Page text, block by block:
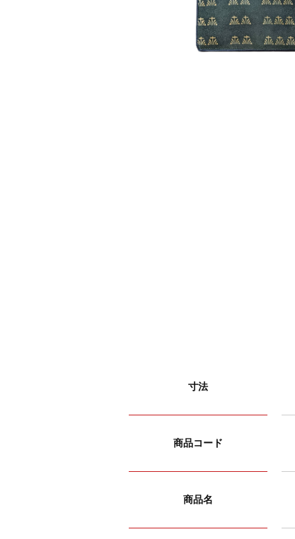
寸法
商品コード
商品名